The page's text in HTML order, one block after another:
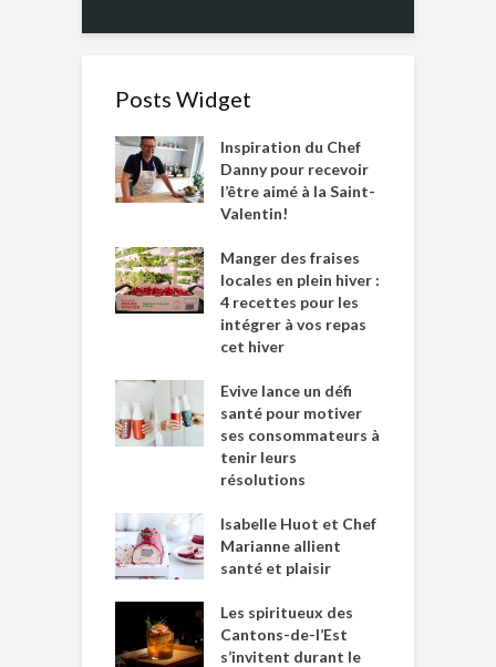
Posts Widget
Inspiration du Chef
Danny pour recevoir
l’être aimé à la Saint-
Valentin!
Manger des fraises
locales en plein hiver :
4 recettes pour les
intégrer à vos repas
cet hiver
Evive lance un défi
santé pour motiver
ses consommateurs à
tenir leurs
résolutions
Isabelle Huot et Chef
Marianne allient
santé et plaisir
Les spiritueux des
Cantons-de-l’Est
s’invitent durant le